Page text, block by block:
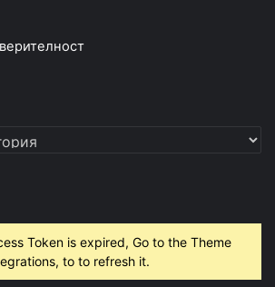
Token is expired, Go to the Theme
to to refresh it.